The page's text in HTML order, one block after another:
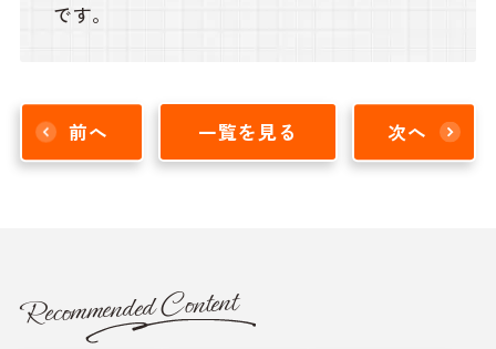
です。
前へ 一覧を見る 次へ
Recommended Content